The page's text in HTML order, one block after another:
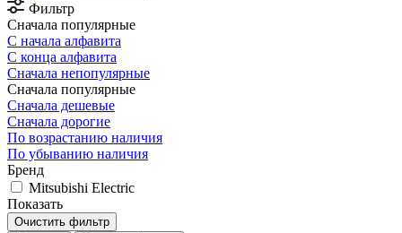
Фильтр
Сначала популярные
С начала алфавита
С конца алфавита
Сначала непопулярные
Сначала популярные
Сначала дешевые
Сначала дорогие
По возрастанию наличия
По убыванию наличия
Бренд
Mitsubishi Electric
Показать
Очистить фильтр